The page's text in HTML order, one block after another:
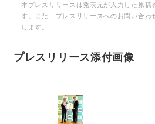
本プレスリリースは発表元が入力した原稿
す。また、プレスリリースへのお問い合わ
します。
プレスリリース添付画像